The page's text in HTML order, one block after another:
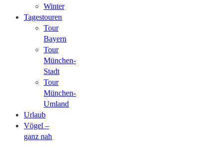
Winter
Tagestouren
Tour
Bayern
Tour
München-
Stadt
Tour
München-
Umland
Urlaub
Vögel –
ganz nah